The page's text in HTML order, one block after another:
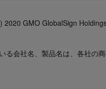
2020 GMO GlobalSign
る会社名、製品名は、各社の